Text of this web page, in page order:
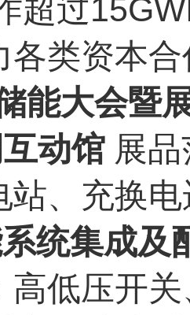
超过
各类资本
能大会暨
动馆 展
站、充换
统集成及
高低压开